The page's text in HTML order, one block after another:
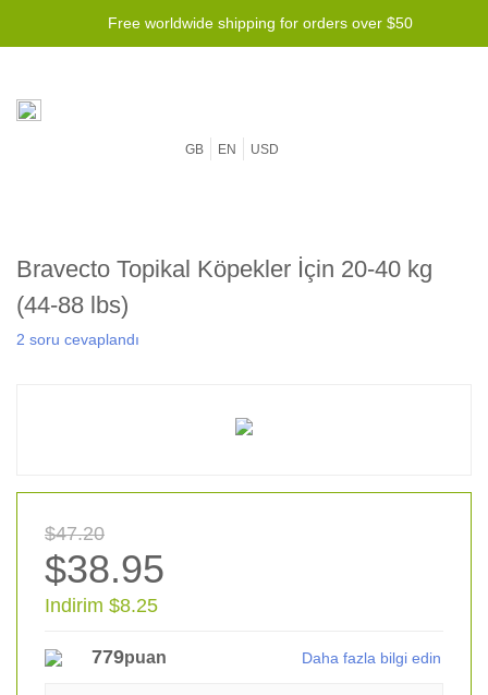
Free worldwide shipping for orders over $50
GB EN USD
Bravecto Topikal Köpekler İçin 20-40 kg
(44-88 lbs)
2 soru cevaplandı
$47.20
$38.95
Indirim $8.25
779puan Daha fazla bilgi edin